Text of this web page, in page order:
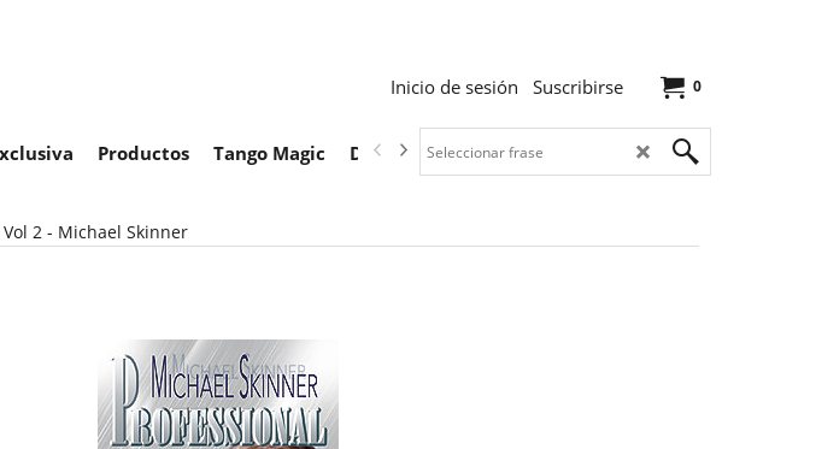
0
Inicio de sesión Suscribirse
Productos Tango Magic Descargas
2 - Michael Skinner